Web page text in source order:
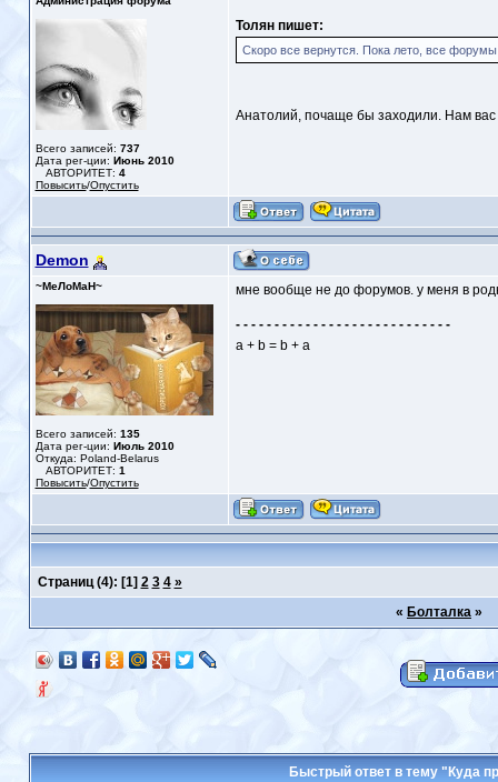
Всего записей: 737
Дата рег-ции: Июнь 2010
АВТОРИТЕТ: 4
Повысить/Опустить
Толян пишет:
Скоро все вернутся. Пока лето, все
Анатолий, почаще бы заходили. Нам вас
Demon
~МеЛоМаН~
Всего записей: 135
Дата рег-ции: Июль 2010
Откуда: Poland-Belarus
АВТОРИТЕТ: 1
Повысить/Опустить
мне вообще не до форумов. у меня в
- - - - - - - - - - - - - - - - - - - - - - - - - - - -
a + b = b + a
Страниц(4): [1] 2 3 4 »
« Болталка »
Быстрый ответ в тему "Куда